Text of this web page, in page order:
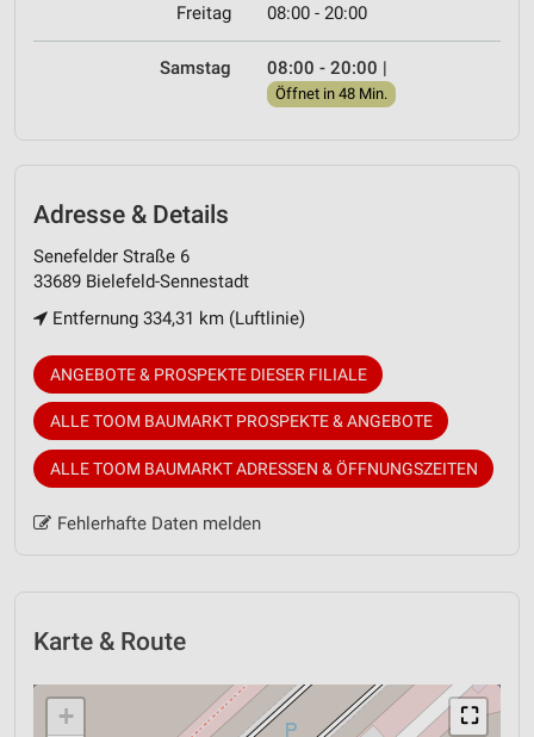
Freitag 08:00 - 20:00
Samstag 08:00 - 20:00 |
Öffnet in 48 Min.
Adresse & Details
Senefelder Straße 6
33689 Bielefeld-Sennestadt
Entfernung 334,31 km (Luftlinie)
ANGEBOTE & PROSPEKTE DIESER FILIALE
ALLE TOOM BAUMARKT PROSPEKTE & ANGEBOTE
ALLE TOOM BAUMARKT ADRESSEN & ÖFFNUNGSZEITEN
Fehlerhafte Daten melden
Karte & Route
⛶
+